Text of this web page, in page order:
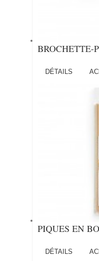
BROCHETTE-
DÉTAILS
PIQUES EN
DÉTAILS